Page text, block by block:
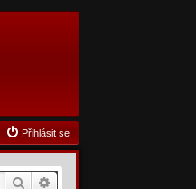
Přihlásit se
Hledat